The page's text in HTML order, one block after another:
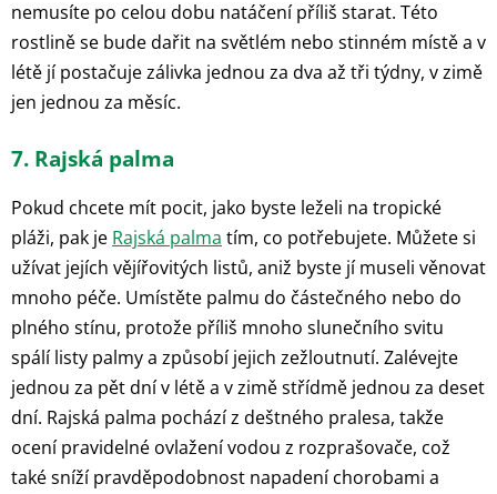
nemusíte po celou dobu natáčení příliš starat. Této
rostlině se bude dařit na světlém nebo stinném místě a v
létě jí postačuje zálivka jednou za dva až tři týdny, v zimě
jen jednou za měsíc.
7. Rajská palma
Pokud chcete mít pocit, jako byste leželi na tropické
pláži, pak je Rajská palma tím, co potřebujete. Můžete si
užívat jejích vějířovitých listů, aniž byste jí museli věnovat
mnoho péče. Umístěte palmu do částečného nebo do
plného stínu, protože příliš mnoho slunečního svitu
spálí listy palmy a způsobí jejich zežloutnutí. Zalévejte
jednou za pět dní v létě a v zimě střídmě jednou za deset
dní. Rajská palma pochází z deštného pralesa, takže
ocení pravidelné ovlažení vodou z rozprašovače, což
také sníží pravděpodobnost napadení chorobami a